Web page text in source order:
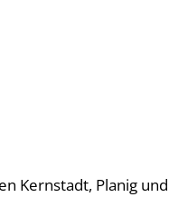
Kernstadt, Planig und